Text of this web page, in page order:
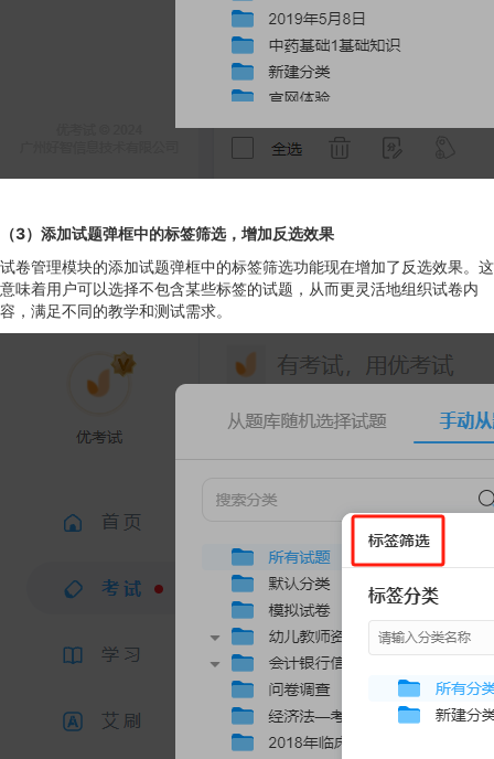
（3）添加试题弹框中的标签筛选，增加反选效果
试卷管理模块的添加试题弹框中的标签筛选功能现在增加了反选效果。这
意味着用户可以选择不包含某些标签的试题，从而更灵活地组织试卷内
容，满足不同的教学和测试需求。